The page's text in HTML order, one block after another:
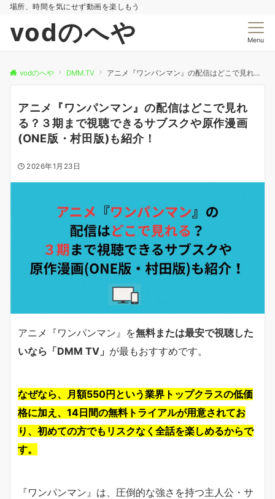
場所、時間を気にせず動画を楽しもう
vodのへや Menu
vodのへや DMM.TV アニメ『ワンパンマン』の配信はどこで見れる？３期まで視聴できるサブスクや原作漫画(ONE版・村田版)も紹介！
アニメ『ワンパンマン』の配信はどこで見れ
る？３期まで視聴できるサブスクや原作漫画
(ONE版・村田版)も紹介！
2026年1月23日
アニメ『ワンパンマン』を無料または最安で視聴した
いなら「DMM TV」 が最もおすすめです。
なぜなら、月額550円という業界トップクラスの低価
格に加え、14日間の無料トライアルが用意されてお
り、初めての方でもリスクなく全話を楽しめるからで
す。
『ワンパンマン』は、圧倒的な強さを持つ主人公・サ